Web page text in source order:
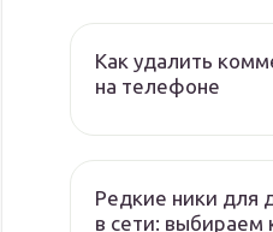
Как удалить
на телефоне
Редкие ники для
в сети: выбираем